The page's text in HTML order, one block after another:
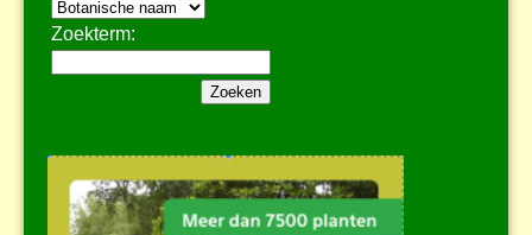
Zoekterm: